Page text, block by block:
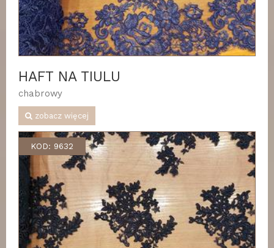
HAFT NA TIULU
chabrowy
zobacz więcej
KOD: 9632